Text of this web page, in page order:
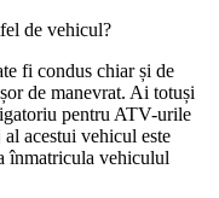
de vehicul?
fi condus chiar și de
de manevrat. Ai totuși
pentru ATV-urile
acestui vehicul este
înmatricula vehiculul